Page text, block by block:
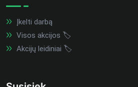
Įkelti darbą
Visos akcijos 🏷️
Akcijų leidiniai 🏷️